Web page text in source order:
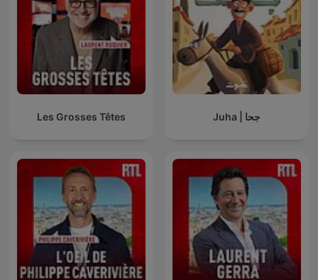
Les Grosses Têtes Juha | جحا